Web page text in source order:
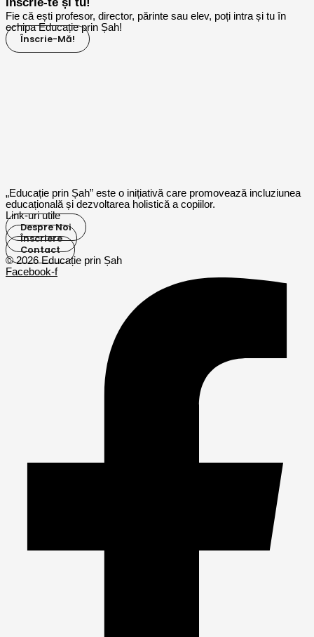
Fie că ești profesor, director, părinte sau elev, poți intra și tu în
echipa Educație prin Șah!
Înscrie-Mă!
„Educație prin Șah” este o inițiativă care promovează incluziunea
educațională și dezvoltarea holistică a copiilor.
Link-uri utile
Despre Noi
Înscriere
Contact
© 2026 Educație prin Șah
Facebook-f